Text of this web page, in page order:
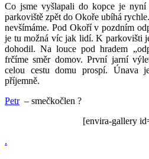
Co jsme vyšlapali do kopce je
parkoviště zpět do Okoře ubíhá
nevšímáme. Pod Okoří v pozdním
je tu možná víc jak lidí. K parkovišti
dohodil. Na louce pod hradem
frčíme směr domov. První jarní
celou cestu domu prospí. Únava
příjemně.
Petr– smečkočlen ?
[envira-gallery
.